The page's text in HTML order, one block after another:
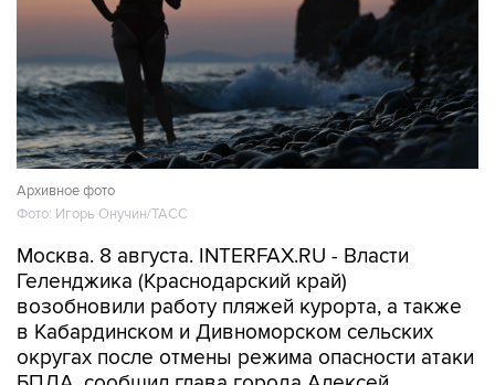
Архивное фото
Фото: Игорь Онучин/ТАСС
Москва. 8 августа. INTERFAX.RU - Власти
Геленджика (Краснодарский край)
возобновили работу пляжей курорта, а также
в Кабардинском и Дивноморском сельских
округах после отмены режима опасности атаки